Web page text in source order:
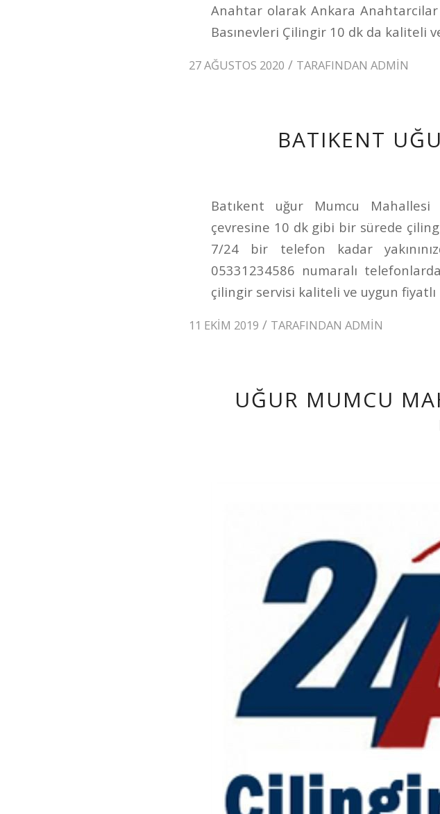
Anahtar olarak Ankara Anahtarcilar
Basınevleri Çilingir 10 dk da kaliteli
27 AĞUSTOS 2020 / TARAFINDAN ADMIN
BATIKENT
Batıkent uğur Mumcu
çevresine 10 dk gibi bir sürede
7/24 bir telefon kadar
05331234586 numaralı
çilingir servisi kaliteli ve uygun
11 EKIM 2019 / TARAFINDAN ADMIN
UĞUR MUMCU